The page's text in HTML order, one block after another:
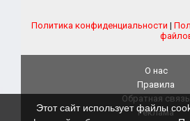
Политика конфиденциальности |
О нас
Правила
Обратная связь
Реклама
Этот сайт использует файлы